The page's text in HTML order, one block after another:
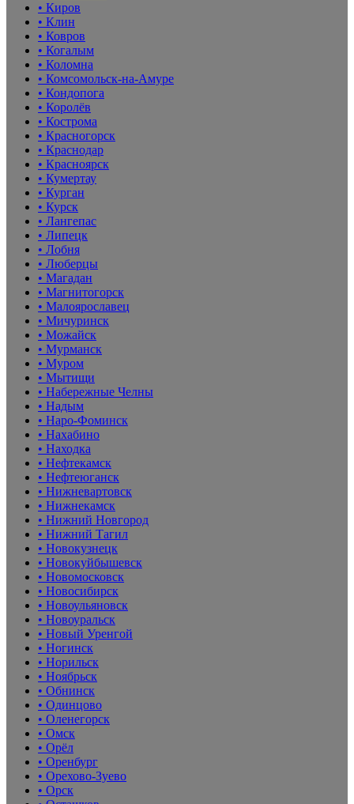
• Киров
• Клин
• Ковров
• Когалым
• Коломна
• Комсомольск-на-Амуре
• Кондопога
• Королёв
• Кострома
• Красногорск
• Краснодар
• Красноярск
• Кумертау
• Курган
• Курск
• Лангепас
• Липецк
• Лобня
• Люберцы
• Магадан
• Магнитогорск
• Малоярославец
• Мичуринск
• Можайск
• Мурманск
• Муром
• Мытищи
• Набережные Челны
• Надым
• Наро-Фоминск
• Нахабино
• Находка
• Нефтекамск
• Нефтеюганск
• Нижневартовск
• Нижнекамск
• Нижний Новгород
• Нижний Тагил
• Новокузнецк
• Новокуйбышевск
• Новомосковск
• Новосибирск
• Новоульяновск
• Новоуральск
• Новый Уренгой
• Ногинск
• Норильск
• Ноябрьск
• Обнинск
• Одинцово
• Оленегорск
• Омск
• Орёл
• Оренбург
• Орехово-Зуево
• Орск